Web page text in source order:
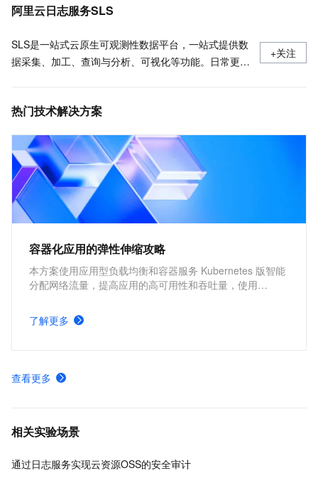
阿里云日志服务SLS
SLS是一站式云原生可观测性数据平台，一站式提供数
据采集、加工、查询与分析、可视化等功能。日常更新
+关注
热门技术解决方案
容器化应用的弹性伸缩攻略
本方案使用应用型负载均衡和容器服务 Kubernetes 版智能
分配网络流量，提高应用的高可用性和吞吐量，使用
Kubernetes 的 Horizontal Pod Autoscaler 内置组件进行弹
性伸缩，提升资源利用率，缩减资源成本。
了解更多
查看更多
相关实验场景
通过日志服务实现云资源OSS的安全审计